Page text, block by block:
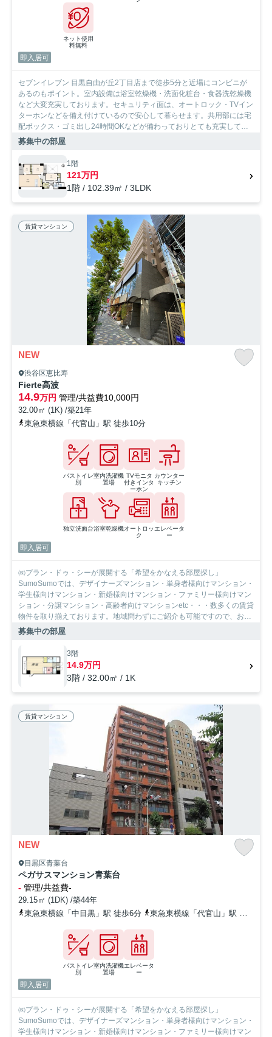
ネット使用
料無料
即入居可
セブンイレブン 目黒自由が丘2丁目店まで徒歩5分と近場にコンビニが
あるのもポイント。室内設備は浴室乾燥機・洗面化粧台・食器洗乾燥機
など大変充実しております。セキュリティ面は、オートロック・TVイン
ターホンなどを備え付けているので安心して暮らせます。共用部には宅
配ボックス・ゴミ出し24時間OKなどが備わっておりとても充実してい
ます。造りとデザインに関して、自信をもって情報を提供できるマンシ
屋探しをサポートして参りましたので、お部屋探しには自信がありま
す。
募集中の部屋
1階
121万円
1階 / 102.39㎡ / 3LDK
賃貸マンション
NEW
渋谷区恵比寿
Fierte高波
14.9万円 管理/共益費10,000円
32.00㎡ (1K) /築21年
東急東横線「代官山」駅 徒歩10分
バストイレ
別
室内洗濯機
置場
TVモニタ
付きインタ
ーホン
カウンター
キッチン
独立洗面台浴室乾燥機オートロッ
ク
エレベータ
ー
即入居可
㈱プラン・ドゥ・シーが展開する「希望をかなえる部屋探し」
SumoSumoでは、デザイナーズマンション・単身者様向けマンション・
学生様向けマンション・新婚様向けマンション・ファミリー様向けマン
ション・分譲マンション・高齢者向けマンションetc・・・数多くの賃貸
物件を取り揃えております。地域問わずにご紹介も可能ですので、お気
軽にご相談下さいませ。
募集中の部屋
3階
14.9万円
3階 / 32.00㎡ / 1K
賃貸マンション
NEW
目黒区青葉台
ペガサスマンション青葉台
- 管理/共益費-
29.15㎡ (1DK) /築44年
東急東横線「中目黒」駅 徒歩6分
東急東横線「代官山」駅 徒歩12分
バストイレ
別
室内洗濯機
置場
エレベータ
ー
即入居可
㈱プラン・ドゥ・シーが展開する「希望をかなえる部屋探し」
SumoSumoでは、デザイナーズマンション・単身者様向けマンション・
学生様向けマンション・新婚様向けマンション・ファミリー様向けマン